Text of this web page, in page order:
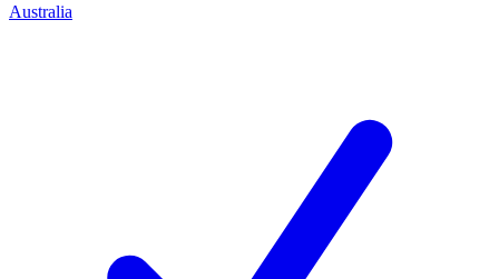
Australia